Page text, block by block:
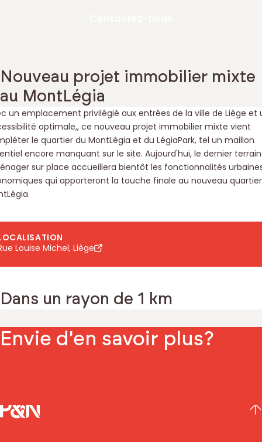
Nouveau projet immobilier mixte
au MontLégia
un emplacement privilégié aux entrées de la ville de Liège et
optimale,, ce nouveau projet immobilier mixte vient
le quartier du MontLégia et du LégiaPark, tel un maillon
encore manquant sur le site. Aujourd'hui, le dernier
sur place accueillera bientôt les fonctionnalités
qui apporteront la touche finale au nouveau
Louise Michel, Liège
Dans un rayon de 1 km
COMMERCES
Envie d'en savoir plus?
Pierre & Nature Luxembourg S.A.